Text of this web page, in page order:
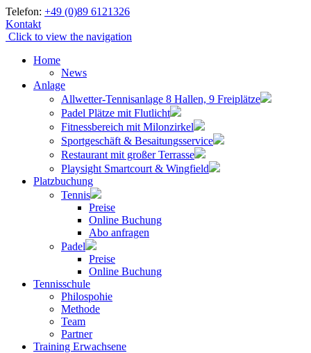
Skip
to
content
Telefon: +49 (0)89 6121326
Kontakt
Click to view the navigation
Home
News
Anlage
Allwetter-Tennisanlage 8 Hallen, 9 Freiplätze
Padel Plätze mit Flutlicht
Fitnessbereich mit Milonzirkel
Sportgeschäft & Besaitungsservice
Restaurant mit großer Terrasse
Playsight Smartcourt & Wingfield
Platzbuchung
Tennis
Preise
Online Buchung
Abo anfragen
Padel
Preise
Online Buchung
Tennisschule
Philospohie
Methode
Team
Partner
Training Erwachsene